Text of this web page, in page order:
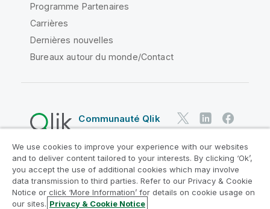
Programme Partenaires
Carrières
Dernières nouvelles
Bureaux autour du monde/Contact
Communauté Qlik
Contrats juridiques
Conditions d'utilisation des produits
Legal Policies
Conditions légales
Conditions d'utilisation
Marques
We use cookies to improve your experience with our websites
and to deliver content tailored to your interests. By clicking ‘Ok’,
you accept the use of additional cookies which may involve
data transmission to third parties. Refer to our Privacy & Cookie
Notice or click ‘More Information’ for details on cookie usage on
our sites. Privacy & Cookie Notice